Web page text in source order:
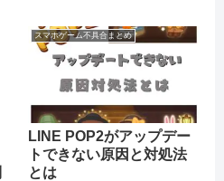
スマホゲーム不具合まとめ
LINE POP2がアップデー
トできない原因と対処法
とは